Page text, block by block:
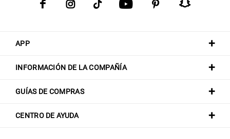
APP
INFORMACIÓN DE LA COMPAÑÍA
GUÍAS DE COMPRAS
CENTRO DE AYUDA